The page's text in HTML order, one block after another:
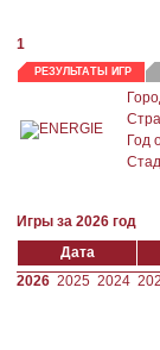
1
РЕЗУЛЬТАТЫ ИГР
Год
Игры за 2026 год
Дата
2026 2025 2024